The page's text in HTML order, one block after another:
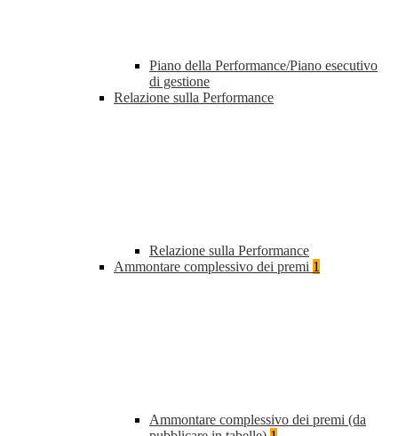
Piano della Performance/Piano esecutivo
di gestione
Relazione sulla Performance
Relazione sulla Performance
Ammontare complessivo dei premi 1
Ammontare complessivo dei premi (da